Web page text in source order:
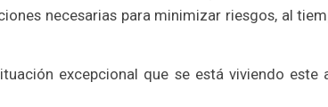
necesarias para minimizar riesgos, al
excepcional que se está viviendo este